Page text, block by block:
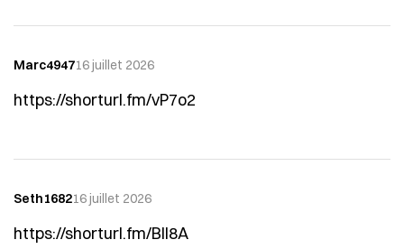
Marc494716 juillet 2026
https://shorturl.fm/vP7o2
Seth168216 juillet 2026
https://shorturl.fm/BII8A